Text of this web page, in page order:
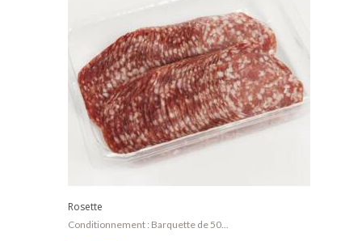
Rosette
Conditionnement : Barquette de 50...